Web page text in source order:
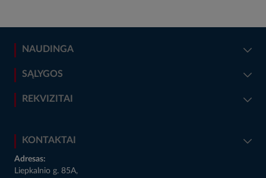
NAUDINGA
SĄLYGOS
REKVIZITAI
KONTAKTAI
Adresas:
Liepkalnio g. 85A,